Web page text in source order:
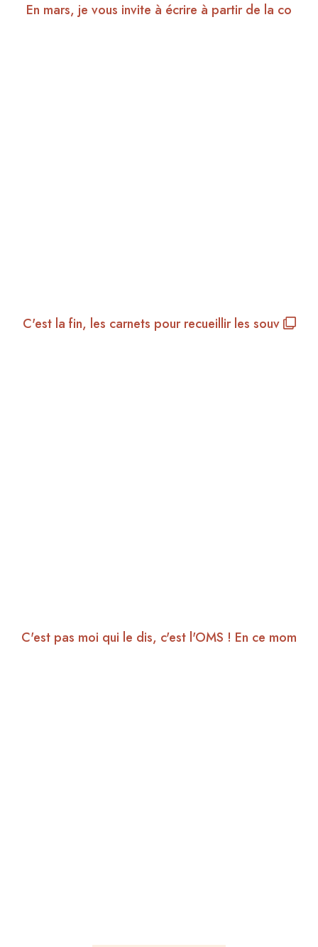
En mars, je vous invite à écrire à partir de la co
C'est la fin, les carnets pour recueillir les souv
C'est pas moi qui le dis, c'est l'OMS ! En ce mom